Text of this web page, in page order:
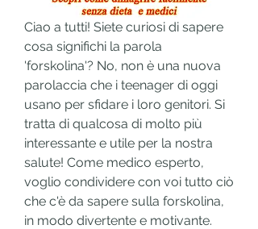
Ciao a tutti! Siete curiosi di sapere
cosa significhi la parola
'forskolina'? No, non è una nuova
parolaccia che i teenager di oggi
usano per sfidare i loro genitori. Si
tratta di qualcosa di molto più
interessante e utile per la nostra
salute! Come medico esperto,
voglio condividere con voi tutto ciò
che c'è da sapere sulla forskolina,
in modo divertente e motivante.